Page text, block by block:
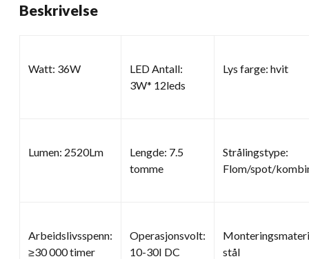
Beskrivelse
Watt: 36W
LED Antall:
3W* 12leds
Lys farge: hvit
Lumen: 2520Lm
Lengde: 7.5
tomme
Strålingstype:
Flom/spot/
Arbeidslivsspenn:
≥30 000 timer
Operasjonsvolt:
10-30I DC
stål